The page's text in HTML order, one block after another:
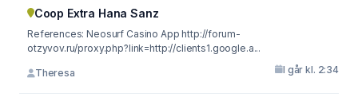
Coop Extra Hana Sanz
References: Neosurf Casino App http://forum-
otzyvov.ru/proxy.php?link=http://clients1.google.a...
Theresa I går kl. 2:34